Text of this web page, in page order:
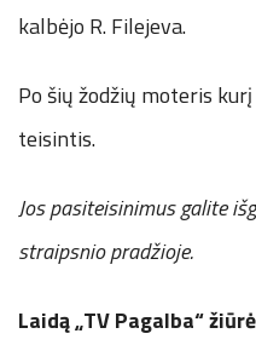
kalbėjo R. Filejeva.
Po šių žodžių moteris
teisintis.
Jos pasiteisinimus galite
straipsnio pradžioje.
Laidą „TV Pagalba“